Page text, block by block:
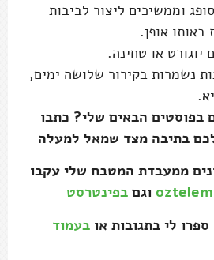
וממשיכים ליצור לביבות
אופן.
יוגורט או טחינה.
נשמרות בקירור שלושה ימים,
בפוסטים הבאים שלי? כתבו
בתיבה מצד שמאל למעלה
ממעבדת המטבח שלי עקבו
וגם בפינטרסט
לי בתגובות או בעמוד